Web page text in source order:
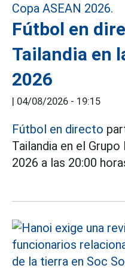
Fútbol en
Tailandia en
2026
| 04/08/2026 - 19:15
Fútbol en directo
Tailandia en el
2026 a las 20:00